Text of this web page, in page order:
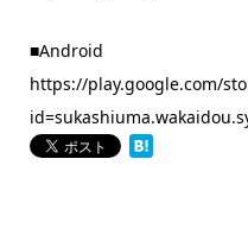
■Android
https://play.google.com/